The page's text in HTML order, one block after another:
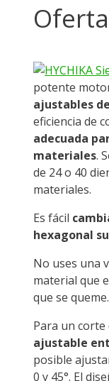
potente
ajustables
eficiencia de
adecuada
materiales.
de 24 o 40
materiales.
Es fácil
hexagonal
No uses una
material que
que se queme.
Para un corte
ajustable
posible
0 y 45°. El